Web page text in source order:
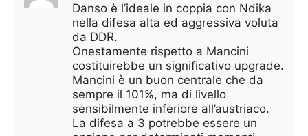
Danso è l’ideale in coppia con Ndika
nella difesa alta ed aggressiva voluta
da DDR.
Onestamente rispetto a Mancini
costituirebbe un significativo upgrade.
Mancini è un buon centrale che da
sempre il 101%, ma di livello
sensibilmente inferiore all’austriaco.
La difesa a 3 potrebbe essere un